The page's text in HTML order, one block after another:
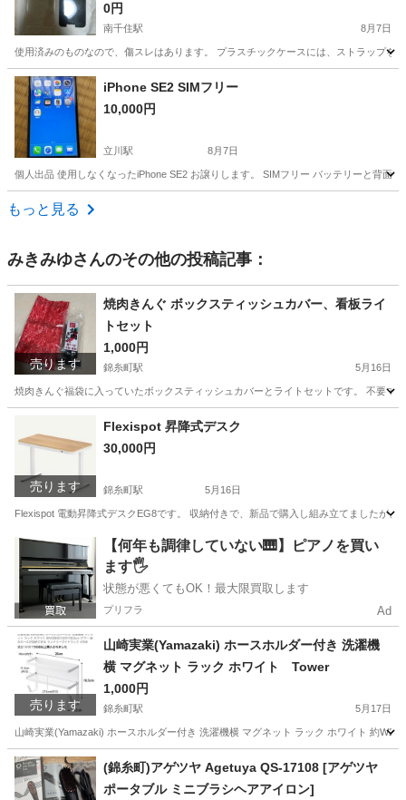
0円
南千住駅 8月7日
使用済みのものなので、傷スレはあります。 プラスチックケースには、ストラップを
東京 千代田区 携帯アクセサリー
iPhone SE2 SIMフリー
10,000円
立川駅 8月7日
個人出品 使用しなくなったiPhone SE2 お譲りします。 SIMフリー バッテリーと背面
東京 立川市
もっと見る
みきみゆさんのその他の投稿記事：
売ります
焼肉きんぐ ボックスティッシュカバー、看板ライ
トセット
1,000円
錦糸町駅 5月16日
焼肉きんぐ福袋に入っていたボックスティッシュカバーとライトセットです。 不要
その他 焼肉きんぐ
売ります
Flexispot 昇降式デスク
30,000円
錦糸町駅 5月16日
Flexispot 電動昇降式デスクEG8です。 収納付きで、新品で購入し組み立てましたが
東京 墨田区 錦糸町駅 テーブル Flexispot
【何年も調律していない🎹】ピアノを買い
ます🖐️
状態が悪くてもOK！最大限買取します
プリフラ Ad
売ります
山崎実業(Yamazaki) ホースホルダー付き 洗濯機
横 マグネット ラック ホワイト Tower
1,000円
錦糸町駅 5月17日
山崎実業(Yamazaki) ホースホルダー付き 洗濯機横 マグネット ラック ホワイト 約
東京 墨田区 錦糸町駅 洗濯用品
(錦糸町)アゲツヤ Agetuya QS-17108 [アゲツヤ
ポータブル ミニブラシヘアアイロン]